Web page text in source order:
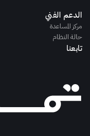
الدعم الفني
مركز المساعدة
حالة النظام
تابعنا